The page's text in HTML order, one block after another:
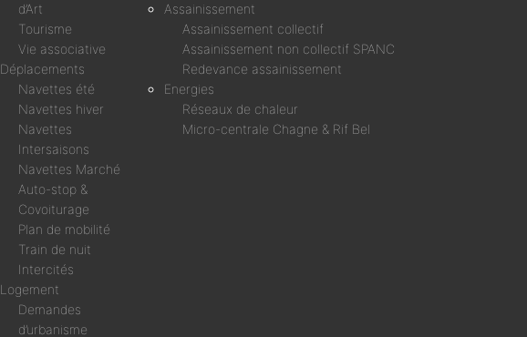
d’Art
Tourisme
Vie associative
Déplacements
Navettes été
Navettes hiver
Navettes
Intersaisons
Navettes Marché
Auto-stop &
Covoiturage
Plan de mobilité
Train de nuit
Intercités
Logement
Demandes
d’urbanisme
Assainissement
Assainissement collectif
Assainissement non collectif SPANC
Redevance assainissement
Energies
Réseaux de chaleur
Micro-centrale Chagne & Rif Bel